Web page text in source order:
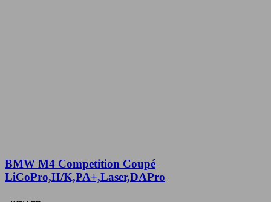
BMW M4 Competition Coupé
LiCoPro,H/K,PA+,Laser,DAPro